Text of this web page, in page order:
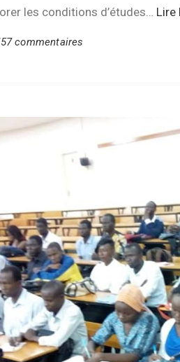
les conditions d’études… Lire
commentaires